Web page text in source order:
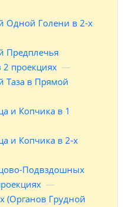
Одной Голени в 2-х
Предплечья
2 проекциях —
Таза в Прямой
и Копчика в 1
и Копчика в 2-х
Подвздошных
—
(Органов Грудной